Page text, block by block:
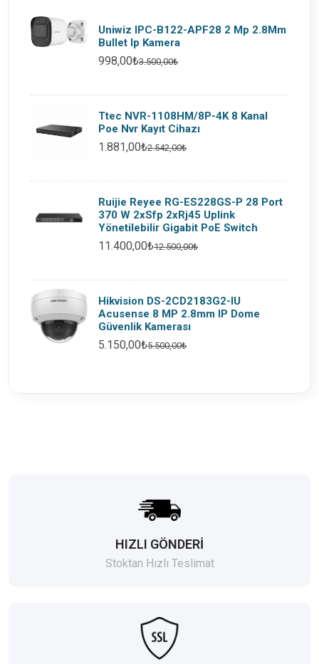
Uniwiz IPC-B122-APF28 2 Mp 2.8Mm
Bullet Ip Kamera
998,00₺3.500,00₺
Ttec NVR-1108HM/8P-4K 8 Kanal
Poe Nvr Kayıt Cihazı
1.881,00₺2.542,00₺
Ruijie Reyee RG-ES228GS-P 28 Port
370 W 2xSfp 2xRj45 Uplink
Yönetilebilir Gigabit PoE Switch
11.400,00₺12.500,00₺
Hikvision DS-2CD2183G2-IU
Acusense 8 MP 2.8mm IP Dome
Güvenlik Kamerası
5.150,00₺5.500,00₺
HIZLI GÖNDERİ
Stoktan Hızlı Teslimat